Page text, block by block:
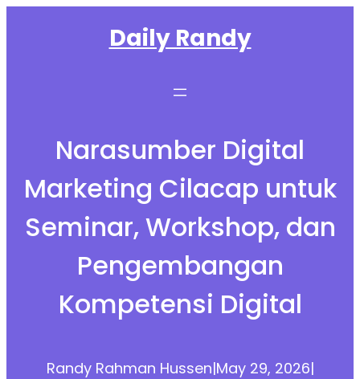
Daily Randy
Narasumber Digital
Marketing Cilacap untuk
Seminar, Workshop, dan
Pengembangan
Kompetensi Digital
Randy Rahman Hussen|May 29, 2026|